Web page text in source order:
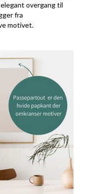
overgang til
fra
motivet.